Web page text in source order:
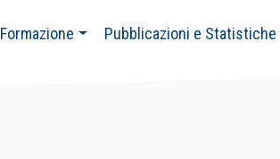
Formazione Pubblicazioni e Statistiche